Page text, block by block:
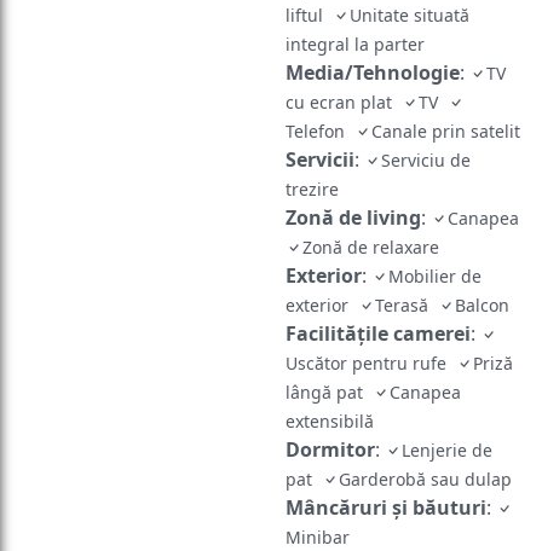
liftul
Unitate situată
integral la parter
Media/Tehnologie:
TV
cu ecran plat
TV
Telefon
Canale prin satelit
Servicii:
Serviciu de
trezire
Zonă de living:
Canapea
Zonă de relaxare
Exterior:
Mobilier de
exterior
Terasă Balcon
Facilităţile camerei:
Uscător pentru rufe
Priză
lângă pat
Canapea
extensibilă
Dormitor:
Lenjerie de
pat
Garderobă sau dulap
Mâncăruri și băuturi:
Minibar